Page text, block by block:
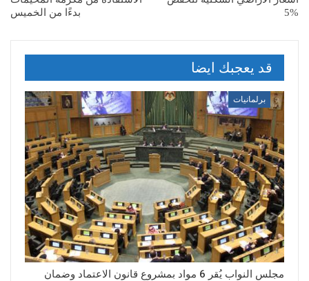
%5
بدءًا من الخميس
قد يعجبك ايضا
برلمانيات
مجلس النواب يُقر 6 مواد بمشروع قانون الاعتماد وضمان